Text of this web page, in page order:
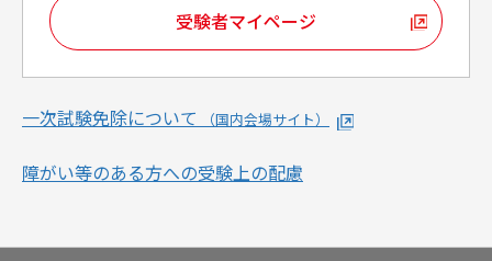
受験者マイページ
一次試験免除について （国内会場サイト）
障がい等のある方への受験上の配慮